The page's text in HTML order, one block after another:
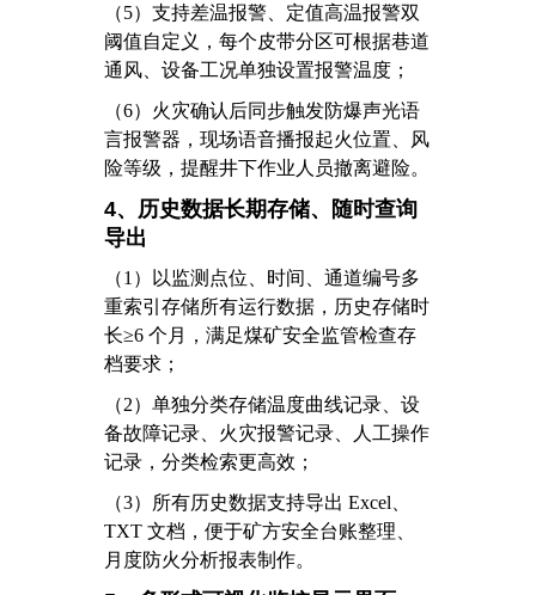
（5）支持差温报警、定值高温报警双
阈值自定义，每个皮带分区可根据巷道
通风、设备工况单独设置报警温度；
（6） 火灾确认后同步触发防爆声光语
言报警器，现场语音播报起火位置、风
险等级，提醒井下作业人员撤离避险。
4、历史数据长期存储、随时查询
导出
（1）
以监测点位、时间、通道编号多
重索引存储所有运行数据，历史存储时
长≥6 个月，满足煤矿安全监管检查存
档要求；
（2）单独分类存储温度曲线记录、设
备故障记录、火灾报警记录、人工操作
记录，分类检索更高效；
（3）
所有历史数据支持导出 Excel、
TXT 文档，便于矿方安全台账整理、
月度防火分析报表制作。